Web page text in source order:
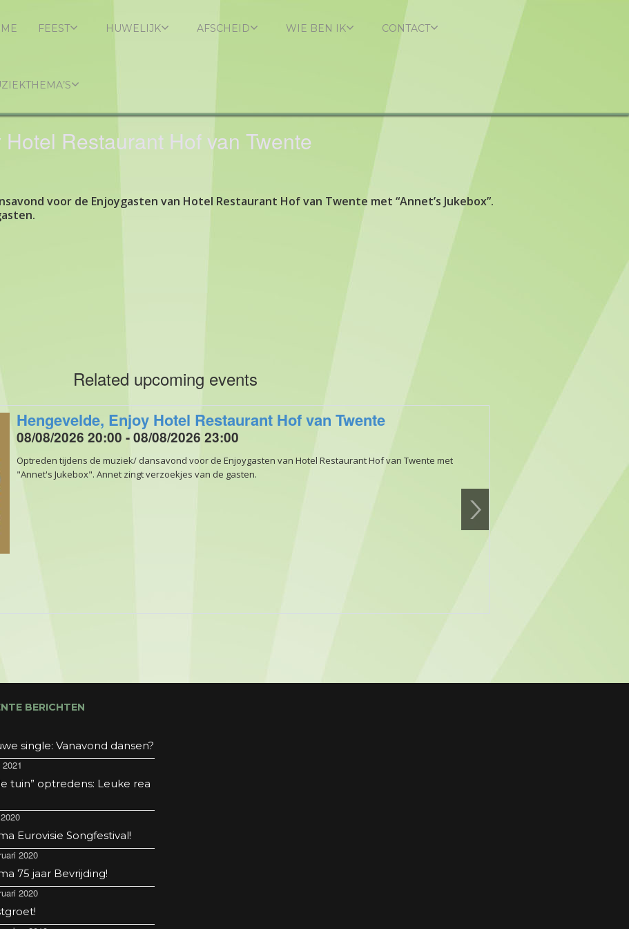
FEEST HUWELIJK AFSCHEID WIE BEN IK CONTACT
Restaurant Hof van Twente
voor de Enjoygasten van Hotel Restaurant Hof van Twente met “Annet’s Jukebox”.
Related upcoming events
Hengevelde, Enjoy Hotel Restaurant Hof van Twente
08/08/2026 20:00 - 08/08/2026 23:00
Optreden tijdens de muziek/ dansavond voor de Enjoygasten van Hotel Restaurant Hof van Twente met
"Annet's Jukebox". Annet zingt verzoekjes van de gasten.
BERICHTEN
single: Vanavond dansen?
tuin” optredens: Leuke rea
Eurovisie Songfestival!
2020
75 jaar Bevrijding!
2020